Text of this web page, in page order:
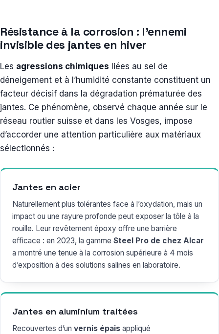
Résistance à la corrosion : l’ennemi
invisible des jantes en hiver
Les agressions chimiques liées au sel de
déneigement et à l’humidité constante constituent un
facteur décisif dans la dégradation prématurée des
jantes. Ce phénomène, observé chaque année sur le
réseau routier suisse et dans les Vosges, impose
d’accorder une attention particulière aux matériaux
sélectionnés :
Jantes en acier
Naturellement plus tolérantes face à l’oxydation, mais un
impact ou une rayure profonde peut exposer la tôle à la
rouille. Leur revêtement époxy offre une barrière
efficace : en 2023, la gamme Steel Pro de chez Alcar
a montré une tenue à la corrosion supérieure à 4 mois
d’exposition à des solutions salines en laboratoire.
Jantes en aluminium traitées
Recouvertes d’un vernis épais appliqué